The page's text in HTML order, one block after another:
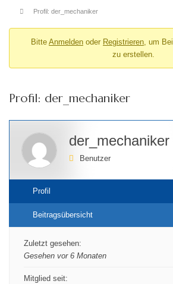
Profil: der_mechaniker
Bitte Anmelden oder Registrieren , um
zu erstellen.
Profil: der_mechaniker
der_mechaniker
Benutzer
Profil
Beitragsübersicht
Zuletzt gesehen:
Gesehen vor 6 Monaten
Mitglied seit: